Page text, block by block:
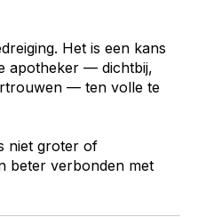
Het is een kans
apotheker — dichtbij,
— ten volle te
niet groter of
beter verbonden met